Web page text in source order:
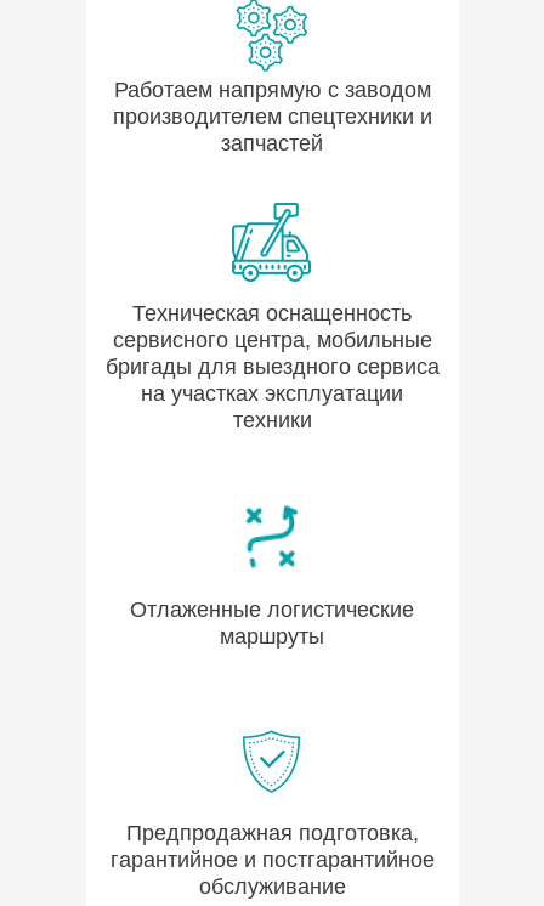
Работаем напрямую с заводом
производителем спецтехники и
запчастей
Техническая оснащенность
сервисного центра, мобильные
бригады для выездного сервиса
на участках эксплуатации
техники
Отлаженные логистические
маршруты
Предпродажная подготовка,
гарантийное и постгарантийное
обслуживание